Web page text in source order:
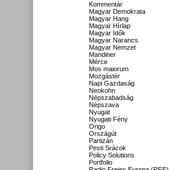
Kommentár
Magyar Demokrata
Magyar Hang
Magyar Hírlap
Magyar Idők
Magyar Narancs
Magyar Nemzet
Mandiner
Mérce
Mos maiorum
Mozgástér
Napi Gazdaság
Neokohn
Népszabadság
Népszava
Nyugat
Nyugati Fény
Origo
Országút
Partizán
Pesti Srácok
Policy Solutions
Portfolio